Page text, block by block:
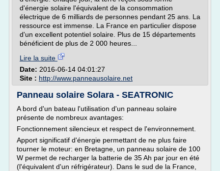
d'énergie solaire l'équivalent de la consommation
électrique de 6 milliards de personnes pendant 25 ans. La
ressource est immense. La France en particulier dispose
d'un excellent potentiel solaire. Plus de 15 départements
bénéficient de plus de 2 000 heures...
Lire la suite
Date: 2016-06-14 04:01:27
Site : http://www.panneausolaire.net
Panneau solaire Solara - SEATRONIC
A bord d'un bateau l'utilisation d'un panneau solaire
présente de nombreux avantages:
Fonctionnement silencieux et respect de l'environnement.
Apport significatif d'énergie permettant de ne plus faire
tourner le moteur: en Bretagne, un panneau solaire de 100
W permet de recharger la batterie de 35 Ah par jour en été
(l'équivalent d'un réfrigérateur). Dans le sud de la France,